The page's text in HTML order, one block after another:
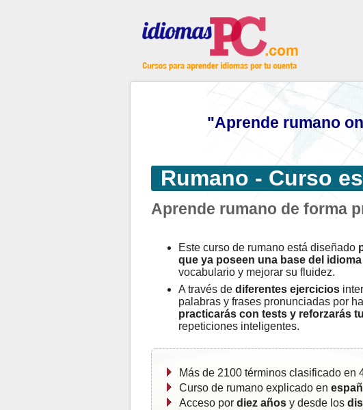
"Aprende rumano
Rumano - Curso
Aprende rumano de forma
Este curso de rumano está diseñado
que ya poseen una base del idioma
vocabulario y mejorar su fluidez.
A través de diferentes ejercicios
palabras y frases pronunciadas por
practicarás con tests y reforzarás
repeticiones inteligentes.
Más de 2100 términos clasificado en
Curso de rumano explicado en
Acceso por diez añosy desde los